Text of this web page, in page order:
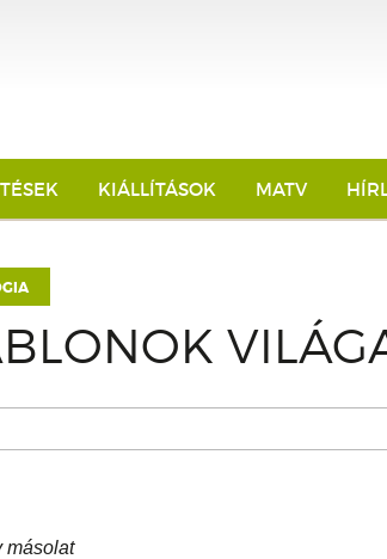
KIÁLLÍTÁSOK MATV
másolat